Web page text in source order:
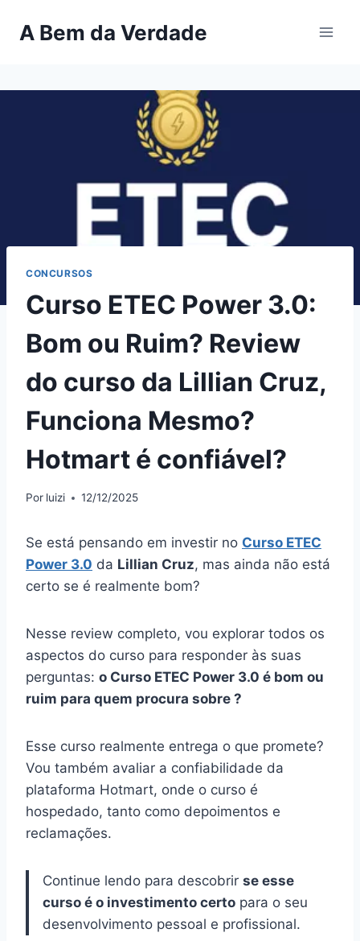
paraA Bem da Verdade
CONCURSOS
Curso ETEC Power 3.0:
Bom ou Ruim? Review
do curso da Lillian Cruz,
Funciona Mesmo?
Hotmart é confiável?
Por luizi 12/12/2025
Se está pensando em investir no Curso ETEC
Power 3.0 da Lillian Cruz, mas ainda não está
certo se é realmente bom?
Nesse review completo, vou explorar todos os
aspectos do curso para responder às suas
perguntas: o Curso ETEC Power 3.0 é bom ou
ruim para quem procura sobre ?
Esse curso realmente entrega o que promete?
Vou também avaliar a confiabilidade da
plataforma Hotmart, onde o curso é
hospedado, tanto como depoimentos e
reclamações.
Continue lendo para descobrir se esse
curso é o investimento certo para o seu
desenvolvimento pessoal e profissional.